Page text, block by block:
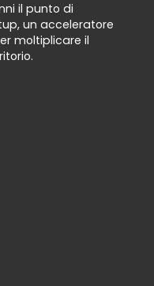
il punto di
un acceleratore
moltiplicare il